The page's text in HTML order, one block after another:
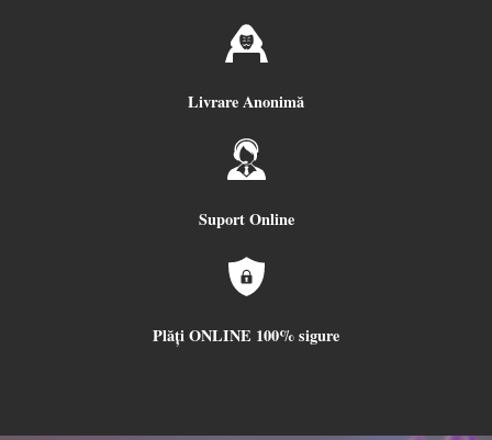
Livrare Anonimă
Suport Online
Plăți ONLINE 100% sigure